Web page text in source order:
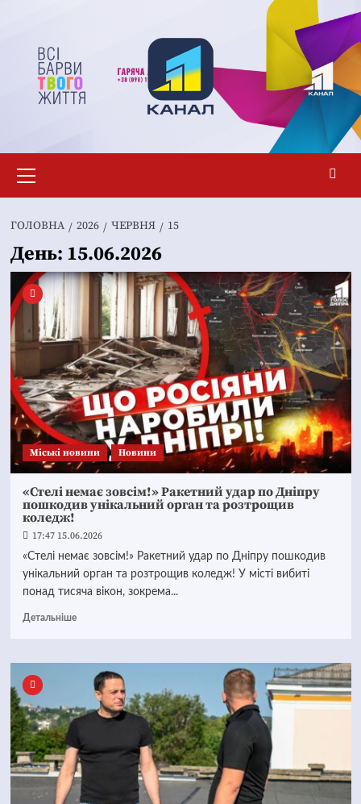
вмісту
меню
ГОЛОВНА 2026 ЧЕРВНЯ 15
День: 15.06.2026
Mіські новини Новини
«Стелі немає зовсім!» Ракетний удар по Дніпру
пошкодив унікальний орган та розтрощив
коледж!
17:47 15.06.2026
«Стелі немає зовсім!» Ракетний удар по Дніпру пошкодив
унікальний орган та розтрощив коледж! У місті вибиті
понад тисяча вікон, зокрема...
Детальніше